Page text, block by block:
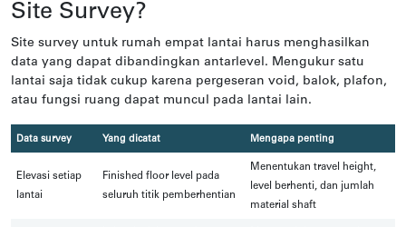
Site Survey?
Site survey untuk rumah empat lantai harus menghasilkan
data yang dapat dibandingkan antarlevel. Mengukur satu
lantai saja tidak cukup karena pergeseran void, balok, plafon,
atau fungsi ruang dapat muncul pada lantai lain.
Data survey Yang dicatat Mengapa penting
Elevasi setiap
lantai
Finished floor level pada
seluruh titik pemberhentian
Menentukan travel height,
level berhenti, dan jumlah
material shaft